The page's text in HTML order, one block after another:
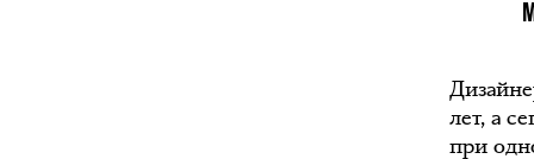
лет, а
при